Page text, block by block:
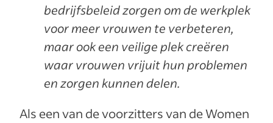
bedrijfsbeleid zorgen om de werkplek
voor meer vrouwen te verbeteren,
maar ook een veilige plek creëren
waar vrouwen vrijuit hun problemen
en zorgen kunnen delen.
Als een van de voorzitters van de Women